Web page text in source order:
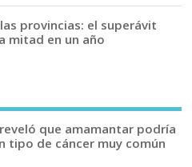
provincias: el superávit
mitad en un año
que amamantar podría
tipo de cáncer muy común